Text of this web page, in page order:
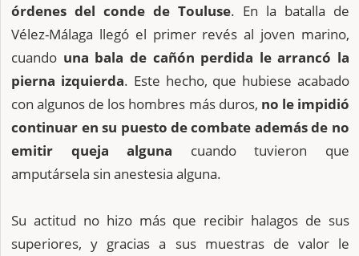
órdenes del conde de Touluse. En la batalla de
Vélez-Málaga llegó el primer revés al joven marino,
cuando una bala de cañón perdida le arrancó la
pierna izquierda. Este hecho, que hubiese acabado
con algunos de los hombres más duros, no le impidió
continuar en su puesto de combate además de no
emitir queja alguna cuando tuvieron que
amputársela sin anestesia alguna.
Su actitud no hizo más que recibir halagos de sus
superiores, y gracias a sus muestras de valor le